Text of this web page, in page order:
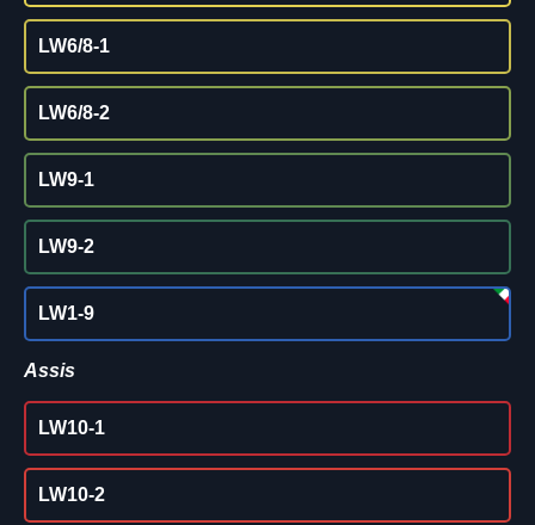
LW6/8-1
LW6/8-2
LW9-1
LW9-2
LW1-9
Assis
LW10-1
LW10-2